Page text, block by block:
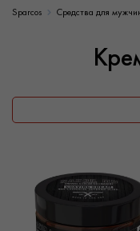
Sparcos Средства для